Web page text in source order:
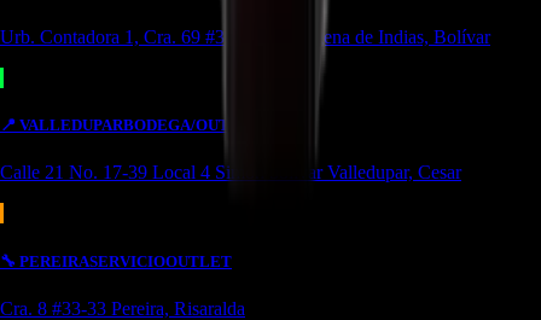
Urb. Contadora 1, Cra. 69 #31a-37 Cartagena de Indias, Bolívar
📍 VALLEDUPARBODEGA/OUTLET
Calle 21 No. 17-39 Local 4 Simón bolivar Valledupar, Cesar
🔧 PEREIRASERVICIOOUTLET
Cra. 8 #33-33 Pereira, Risaralda